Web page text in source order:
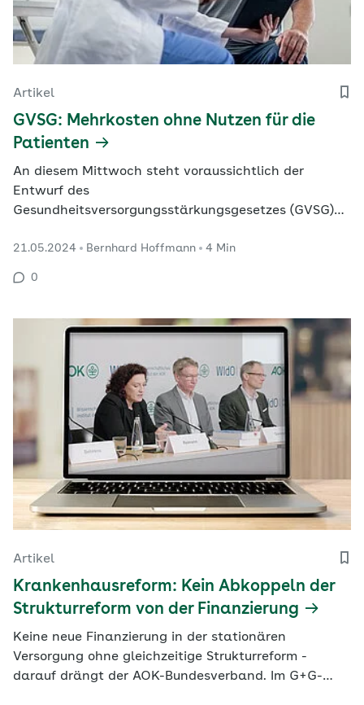
Artikel
GVSG: Mehrkosten ohne Nutzen für die
Patienten
An diesem Mittwoch steht voraussichtlich der
Entwurf des
Gesundheitsversorgungsstärkungsgesetzes (GVSG)
bei den geplanten Änderungen für die
Hausärztevergütung bleiben, kommen auf die
Versorgung der…
21.05.2024 Bernhard Hoffmann 4 Min
0
Artikel
Krankenhausreform: Kein Abkoppeln der
Strukturreform von der Finanzierung
Keine neue Finanzierung in der stationären
Versorgung ohne gleichzeitige Strukturreform -
darauf drängt der AOK-Bundesverband. Im G+G-